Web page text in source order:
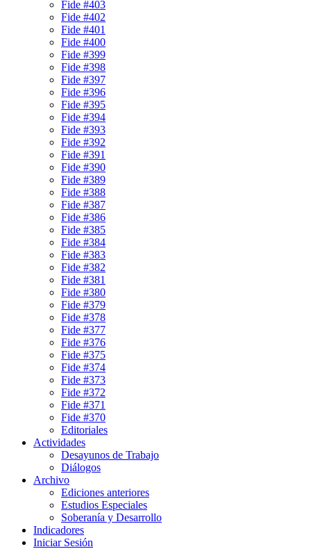
Fide #403
Fide #402
Fide #401
Fide #400
Fide #399
Fide #398
Fide #397
Fide #396
Fide #395
Fide #394
Fide #393
Fide #392
Fide #391
Fide #390
Fide #389
Fide #388
Fide #387
Fide #386
Fide #385
Fide #384
Fide #383
Fide #382
Fide #381
Fide #380
Fide #379
Fide #378
Fide #377
Fide #376
Fide #375
Fide #374
Fide #373
Fide #372
Fide #371
Fide #370
Editoriales
Actividades
Desayunos de Trabajo
Diálogos
Archivo
Ediciones anteriores
Estudios Especiales
Soberanía y Desarrollo
Indicadores
Iniciar Sesión